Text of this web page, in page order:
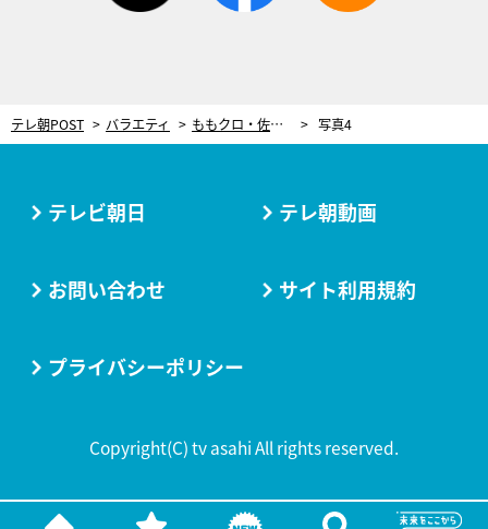
テレ朝POST バラエティ ももクロ・佐々木彩夏、“人形とおしゃべり”に挑戦！その出来映えに、蛙亭・岩倉美里がジェラシー 写真4
テレビ朝日 テレ朝動画
お問い合わせ サイト利用規約
プライバシーポリシー
Copyright(C) tv asahi All rights reserved.